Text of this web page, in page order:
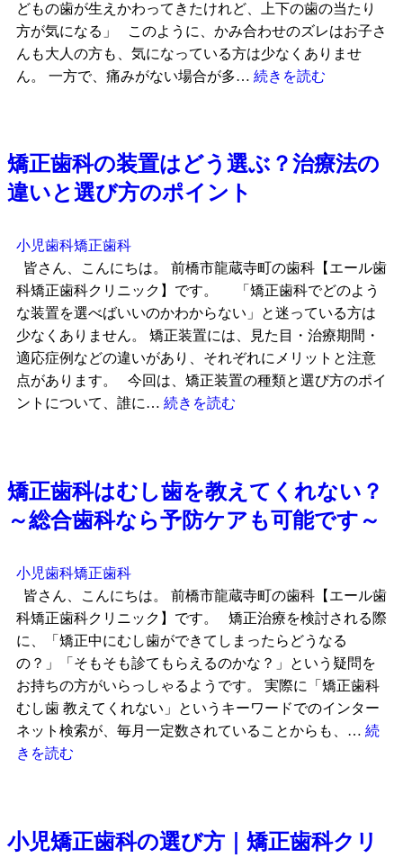
どもの歯が生えかわってきたけれど、上下の歯の当たり
方が気になる」 このように、かみ合わせのズレはお子さ
んも大人の方も、気になっている方は少なくありませ
ん。 一方で、痛みがない場合が多… 続きを読む
矯正歯科の装置はどう選ぶ？治療法の
違いと選び方のポイント
小児歯科矯正歯科
皆さん、こんにちは。 前橋市龍蔵寺町の歯科【エール歯
科矯正歯科クリニック】です。 「矯正歯科でどのよう
な装置を選べばいいのかわからない」と迷っている方は
少なくありません。 矯正装置には、見た目・治療期間・
適応症例などの違いがあり、それぞれにメリットと注意
点があります。 今回は、矯正装置の種類と選び方のポイ
ントについて、誰に… 続きを読む
矯正歯科はむし歯を教えてくれない？
～総合歯科なら予防ケアも可能です～
小児歯科矯正歯科
皆さん、こんにちは。 前橋市龍蔵寺町の歯科【エール歯
科矯正歯科クリニック】です。 矯正治療を検討される際
に、「矯正中にむし歯ができてしまったらどうなる
の？」「そもそも診てもらえるのかな？」という疑問を
お持ちの方がいらっしゃるようです。 実際に「矯正歯科
むし歯 教えてくれない」というキーワードでのインター
ネット検索が、毎月一定数されていることからも、… 続
きを読む
小児矯正歯科の選び方｜矯正歯科クリ